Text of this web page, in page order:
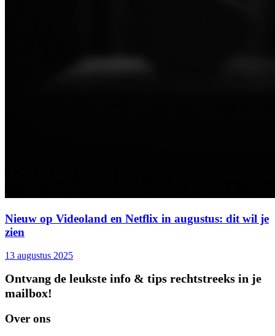
Nieuw op Videoland en Netflix in augustus: dit wil je
zien
13 augustus 2025
Ontvang de leukste info & tips rechtstreeks in je
mailbox!
Over ons